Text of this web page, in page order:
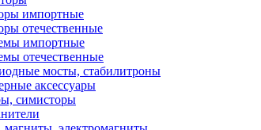
импортные
отечественные
импортные
отечественные
мосты, стабилитроны
аксессуары
симисторы